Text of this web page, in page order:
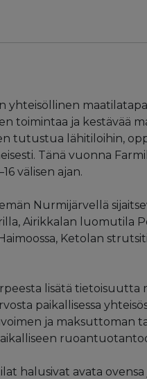
yhteisöllinen
toimintaa ja kestävää
tutustua lähitiloihin,
Tänä vuonna
välisen ajan.
Nurmijärvellä
Airikkalan luomutila
Ketolan
lisätä tietoisuutta
paikallisessa
ja maksuttoman
halusivat avata